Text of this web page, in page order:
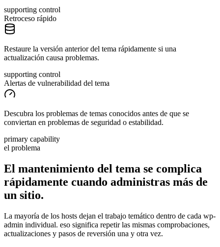
supporting control
Retroceso rápido
Restaure la versión anterior del tema rápidamente si una
actualización causa problemas.
supporting control
Alertas de vulnerabilidad del tema
Descubra los problemas de temas conocidos antes de que se
conviertan en problemas de seguridad o estabilidad.
primary capability
el problema
El mantenimiento del tema se complica
rápidamente cuando administras más de
un sitio.
La mayoría de los hosts dejan el trabajo temático dentro de cada wp-
admin individual. eso significa repetir las mismas comprobaciones,
actualizaciones y pasos de reversión una y otra vez.